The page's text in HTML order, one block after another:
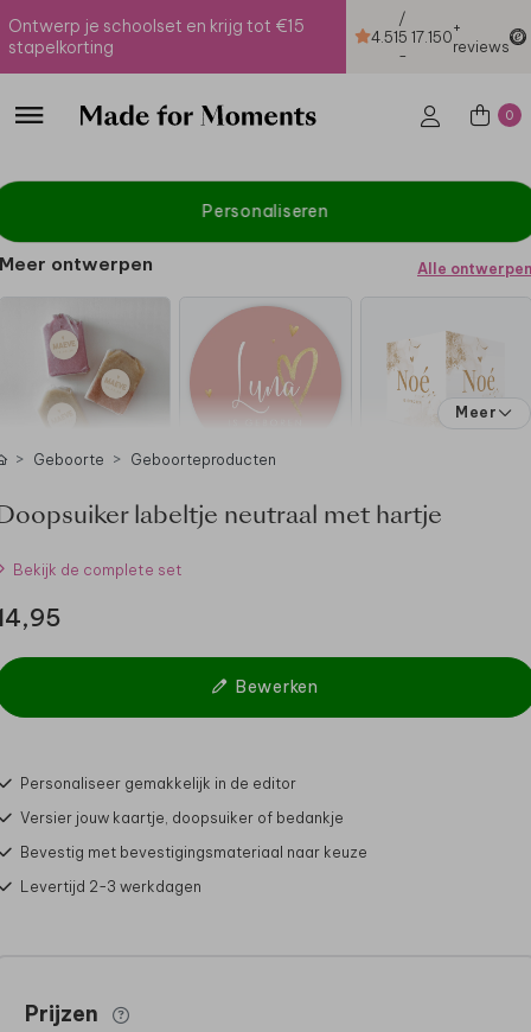
Ontwerp je schoolset en krijg tot €15
stapelkorting
4.51
/
5
-
17.150+
reviews
0
Personaliseren
Meer ontwerpen Alle ontwerpen
Meer
Geboorte Geboorteproducten
labeltje neutraal met hartje
Bekijk de complete set
Bewerken
Personaliseer gemakkelijk in de editor
Versier jouw kaartje, doopsuiker of bedankje
Bevestig met bevestigingsmateriaal naar keuze
Levertijd 2-3 werkdagen
Prijzen